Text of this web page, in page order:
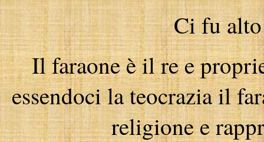
Ci fu
Il faraone è il re e
essendoci la teocrazia il
religione e